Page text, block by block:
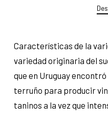
Características de la
variedad originaria del
que en Uruguay
terruño para producir
taninos a la vez que